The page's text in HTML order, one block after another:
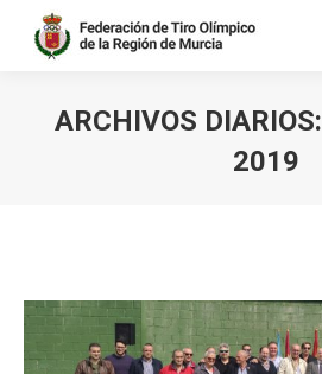
ARCHIVOS DIARIOS:
2019